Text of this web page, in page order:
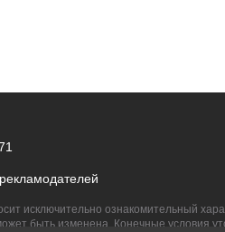
исключительно ознакомительный
быть изменена. Конечные условия